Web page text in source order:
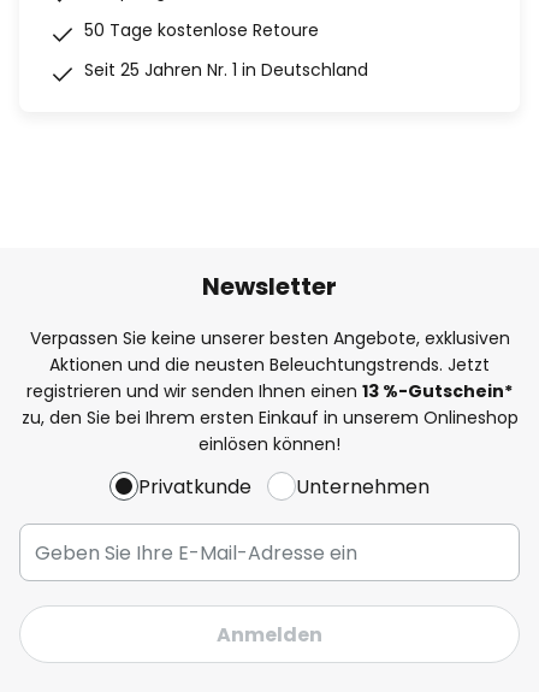
50 Tage kostenlose Retoure
Seit 25 Jahren Nr. 1 in Deutschland
Newsletter
Verpassen Sie keine unserer besten Angebote, exklusiven
Aktionen und die neusten Beleuchtungstrends. Jetzt
registrieren und wir senden Ihnen einen 13 %-Gutschein*
zu, den Sie bei Ihrem ersten Einkauf in unserem Onlineshop
einlösen können!
Privatkunde Unternehmen
Anmelden